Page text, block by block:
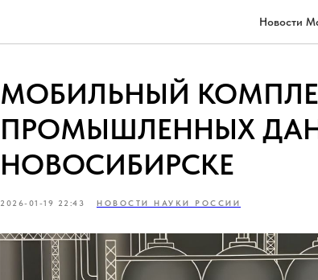
Новости
МОБИЛЬНЫЙ
ПРОМЫШЛЕННЫХ
НОВОСИБИРСКЕ
2026-01-19 22:43 НОВОСТИ НАУКИ РОССИИ